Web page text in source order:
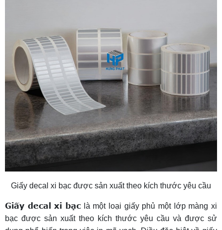
Giấy decal xi bạc được sản xuất theo kích thước yêu cầu
Giấy decal xi bạc là một loại giấy phủ một lớp màng xi
bạc được sản xuất theo kích thước yêu cầu và được sử